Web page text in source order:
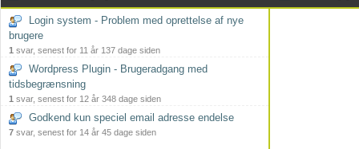
Login system - Problem med oprettelse af nye
brugere
1 svar, senest for 11 år 137 dage siden
Wordpress Plugin - Brugeradgang med
tidsbegrænsning
1 svar, senest for 12 år 348 dage siden
Godkend kun speciel email adresse endelse
7 svar, senest for 14 år 45 dage siden